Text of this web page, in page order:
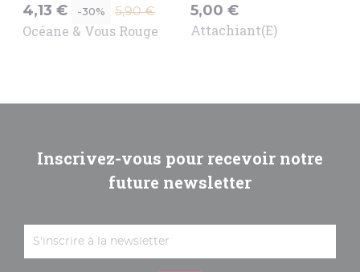
Prix
4,13 € -30%
Prix
de
base
5,90 €
Océane & Vous Rouge
Prix
5,00 €
Attachiant(e)
Inscrivez-vous pour recevoir notre
future newsletter